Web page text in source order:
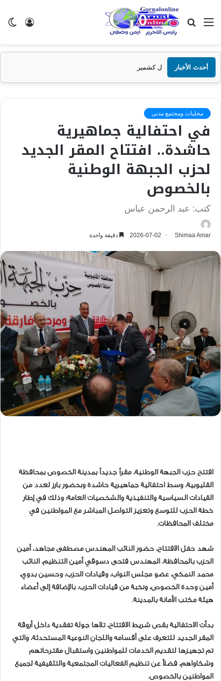
تسجيل
القائمة بحث
عن
أحدث الأخبار
محليات ومجتمع مدنى
في احتفالية جماهيرية
حاشدة.. افتتاح المقر الجديد
لحزب الجبهة الوطنية
بالخصوص
كتب: عبد الرحمن عباس
Shimaa Amar
2026-07-02 دقيقة واحدة
افتتح حزب الجبهة الوطنية، مقراً جديداً بمدينة الخصوص بمحافظة
القليوبية، وسط احتفالية جماهيرية حاشدة وبحضور بارز لعدد من
القيادات السياسية والتنفيذية والشخصيات العامة؛ وذلك في إطار
خطة الحزب للتوسع وتعزيز التواصل المباشر مع المواطنين في
مختلف المحافظات.
شهد حفل الافتتاح، حضور النائب المهندس مصطفى مجاهد، أمين
الحزب بالمحافظة، المهندس فتحى دسوقي أمين التنظيم، النائب
محمد النمكي، عضو مجلس النواب، وقيادات الحزب، وحسين بدوي،
أمين وحدة الخصوص، ونخبة من قيادات الحزب، بالإضافة إلى أعضاء
هيئة مكتب الأمانة بالمدينة.
بدأت الاحتفالية بقص شريط الافتتاح، تلاها جولة تفقدية داخل أروقة
المقر الجديد للتعرف على أقسامه واللجان النوعية المستحدثة، والتي
تم تجهيزها لتقديم الخدمات للمواطنين واستقبال مقترحاتهم
وشكاواهم، فضلاً عن تنظيم الفعاليات المجتمعية والتثقيفية لجميع
المواطنين بالخصوص.